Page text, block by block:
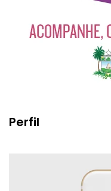
Perfil